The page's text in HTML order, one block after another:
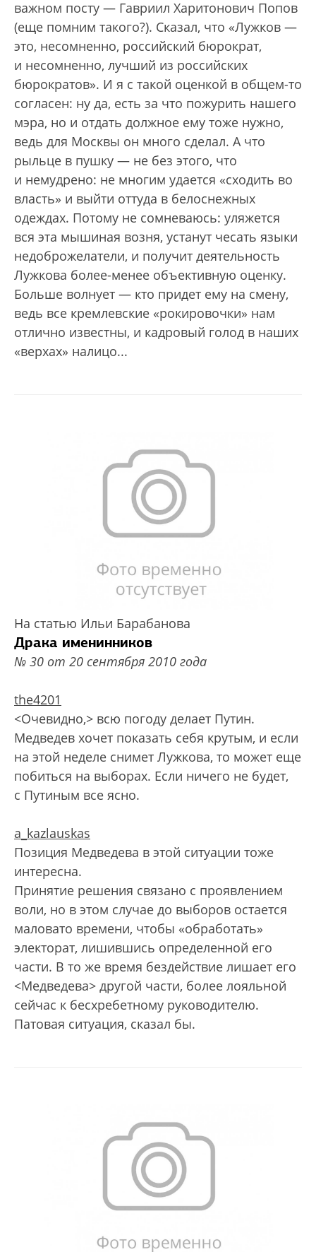
важном посту — Гавриил Харитонович Попов
(еще помним такого?). Сказал, что «Лужков —
это, несомненно, российский бюрократ,
и несомненно, лучший из российских
бюрократов». И я с такой оценкой в общем-то
согласен: ну да, есть за что пожурить нашего
мэра, но и отдать должное ему тоже нужно,
ведь для Москвы он много сделал. А что
рыльце в пушку — не без этого, что
и немудрено: не многим удается «сходить во
власть» и выйти оттуда в белоснежных
одеждах. Потому не сомневаюсь: уляжется
вся эта мышиная возня, устанут чесать языки
недоброжелатели, и получит деятельность
Лужкова более-менее объективную оценку.
Больше волнует — кто придет ему на смену,
ведь все кремлевские «рокировочки» нам
отлично известны, и кадровый голод в наших
«верхах» налицо...
На статью Ильи Барабанова
Драка именинников
№ 30 от 20 сентября 2010 года
the4201
<Очевидно,> всю погоду делает Путин.
Медведев хочет показать себя крутым, и если
на этой неделе снимет Лужкова, то может еще
побиться на выборах. Если ничего не будет,
с Путиным все ясно.
a_kazlauskas
Позиция Медведева в этой ситуации тоже
интересна.
Принятие решения связано с проявлением
воли, но в этом случае до выборов остается
маловато времени, чтобы «обработать»
электорат, лишившись определенной его
части. В то же время бездействие лишает его
<Медведева> другой части, более лояльной
сейчас к бесхребетному руководителю.
Патовая ситуация, сказал бы.